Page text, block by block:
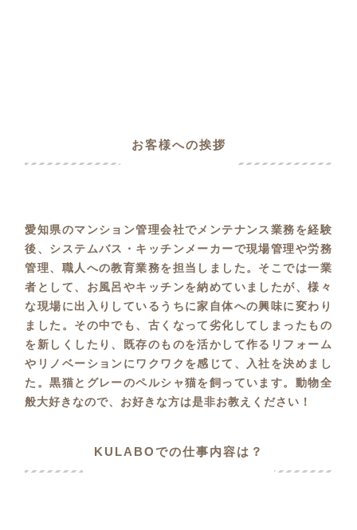
お客様への挨拶
愛知県のマンション管理会社でメンテナンス業務を経験
後、システムバス・キッチンメーカーで現場管理や労務
管理、職人への教育業務を担当しました。そこでは一業
者として、お風呂やキッチンを納めていましたが、様々
な現場に出入りしているうちに家自体への興味に変わり
ました。その中でも、古くなって劣化してしまったもの
を新しくしたり、既存のものを活かして作るリフォーム
やリノベーションにワクワクを感じて、入社を決めまし
た。黒猫とグレーのペルシャ猫を飼っています。動物全
般大好きなので、お好きな方は是非お教えください！
KULABOでの仕事内容は？